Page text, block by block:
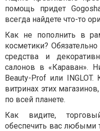
помощь придет
всегда найдете что-то
Как не пополнить в
косметики?
средства и
салонов в «Караван».
Beauty-Prof или INGLOT.
витринах этих
по всей планете.
Как видите,
обеспечить вас любыми